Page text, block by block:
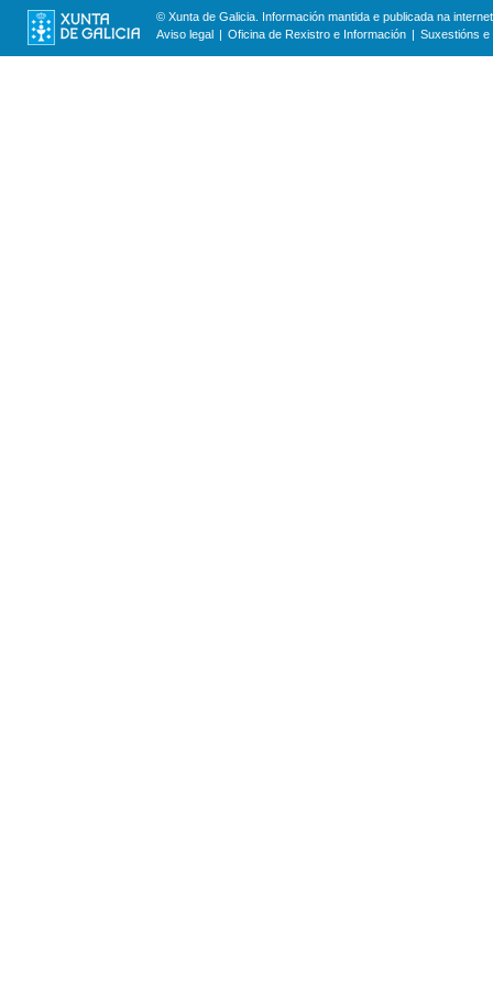
© Xunta de Galicia. Información mantida e publicada na
Aviso legal
Oficina de Rexistro e Información Suxestións e